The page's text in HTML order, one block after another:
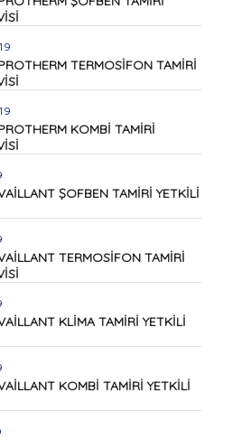
TERMOSİFON TAMİRİ
KOMBİ TAMİRİ
ŞOFBEN TAMİRİ YETKİLİ
TERMOSİFON TAMİRİ
KLİMA TAMİRİ YETKİLİ
KOMBİ TAMİRİ YETKİLİ